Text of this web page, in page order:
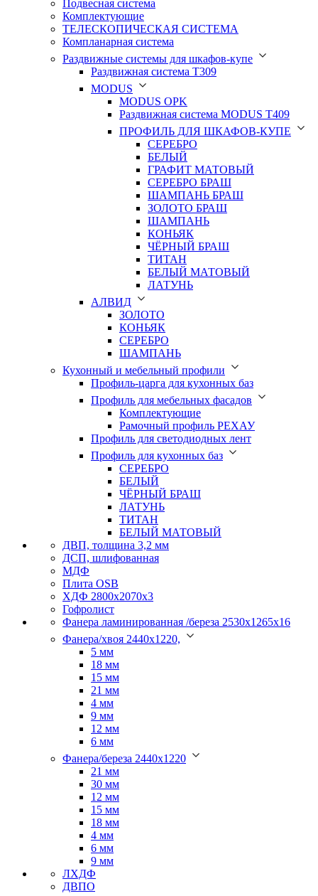
Подвесная система
Комплектующие
ТЕЛЕСКОПИЧЕСКАЯ СИСТЕМА
Компланарная система
Раздвижные системы для шкафов-купе
Раздвижная система Т309
MODUS
MODUS OPK
Раздвижная система MODUS T409
ПРОФИЛЬ ДЛЯ ШКАФОВ-КУПЕ
СЕРЕБРО
БЕЛЫЙ
ГРАФИТ МАТОВЫЙ
СЕРЕБРО БРАШ
ШАМПАНЬ БРАШ
ЗОЛОТО БРАШ
ШАМПАНЬ
КОНЬЯК
ЧЁРНЫЙ БРАШ
ТИТАН
БЕЛЫЙ МАТОВЫЙ
ЛАТУНЬ
АЛВИД
ЗОЛОТО
КОНЬЯК
СЕРЕБРО
ШАМПАНЬ
Кухонный и мебельный профили
Профиль-царга для кухонных баз
Профиль для мебельных фасадов
Комплектующие
Рамочный профиль РЕХАУ
Профиль для светодиодных лент
Профиль для кухонных баз
СЕРЕБРО
БЕЛЫЙ
ЧЁРНЫЙ БРАШ
ЛАТУНЬ
ТИТАН
БЕЛЫЙ МАТОВЫЙ
ДВП, толщина 3,2 мм
ДСП, шлифованная
МДФ
Плита OSB
ХДФ 2800х2070х3
Гофролист
Фанера ламинированная /береза 2530х1265х16
Фанера/хвоя 2440х1220,
5 мм
18 мм
15 мм
21 мм
4 мм
9 мм
12 мм
6 мм
Фанера/береза 2440х1220
21 мм
30 мм
12 мм
15 мм
18 мм
4 мм
6 мм
9 мм
ЛХДФ
ДВПО